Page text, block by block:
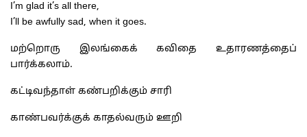
I’m glad it’s all there,
I’ll be awfully sad, when it goes.
மற்றொரு இலங்கைக் கவிதை உதாரணத்தைப்
பார்க்கலாம்.
கட்டிவந்தாள் கண்பறிக்கும் சாரி
காண்பவர்க்குக் காதல்வரும் ஊறி